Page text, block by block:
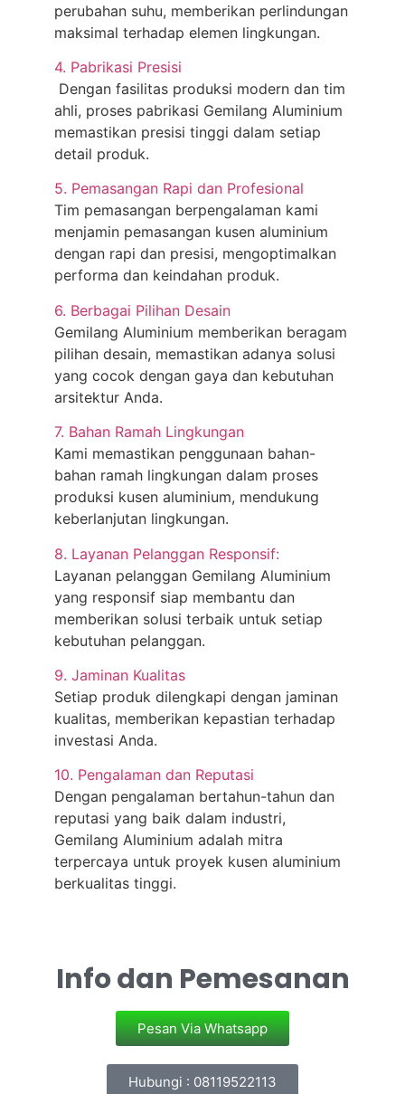
perubahan suhu, memberikan perlindungan
maksimal terhadap elemen lingkungan.
4. Pabrikasi Presisi
Dengan fasilitas produksi modern dan tim
ahli, proses pabrikasi Gemilang Aluminium
memastikan presisi tinggi dalam setiap
detail produk.
5. Pemasangan Rapi dan Profesional
Tim pemasangan berpengalaman kami
menjamin pemasangan kusen aluminium
dengan rapi dan presisi, mengoptimalkan
performa dan keindahan produk.
6. Berbagai Pilihan Desain
Gemilang Aluminium memberikan beragam
pilihan desain, memastikan adanya solusi
yang cocok dengan gaya dan kebutuhan
arsitektur Anda.
7. Bahan Ramah Lingkungan
Kami memastikan penggunaan bahan-
bahan ramah lingkungan dalam proses
produksi kusen aluminium, mendukung
keberlanjutan lingkungan.
8. Layanan Pelanggan Responsif:
Layanan pelanggan Gemilang Aluminium
yang responsif siap membantu dan
memberikan solusi terbaik untuk setiap
kebutuhan pelanggan.
9. Jaminan Kualitas
Setiap produk dilengkapi dengan jaminan
kualitas, memberikan kepastian terhadap
investasi Anda.
10. Pengalaman dan Reputasi
Dengan pengalaman bertahun-tahun dan
reputasi yang baik dalam industri,
Gemilang Aluminium adalah mitra
terpercaya untuk proyek kusen aluminium
berkualitas tinggi.
Info dan Pemesanan
Pesan Via Whatsapp
Hubungi : 08119522113